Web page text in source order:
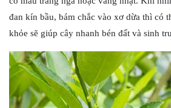
đan kín bầu, bám chắc vào xơ dừa thì có
khỏe sẽ giúp cây nhanh bén đất và sinh